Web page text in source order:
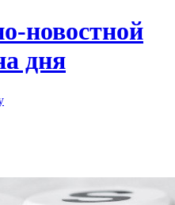
новостной
дня